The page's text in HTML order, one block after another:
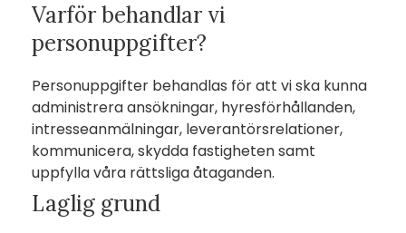
Varför behandlar vi
personuppgifter?
Personuppgifter behandlas för att vi ska kunna
administrera ansökningar, hyresförhållanden,
intresseanmälningar, leverantörsrelationer,
kommunicera, skydda fastigheten samt
uppfylla våra rättsliga åtaganden.
Laglig grund